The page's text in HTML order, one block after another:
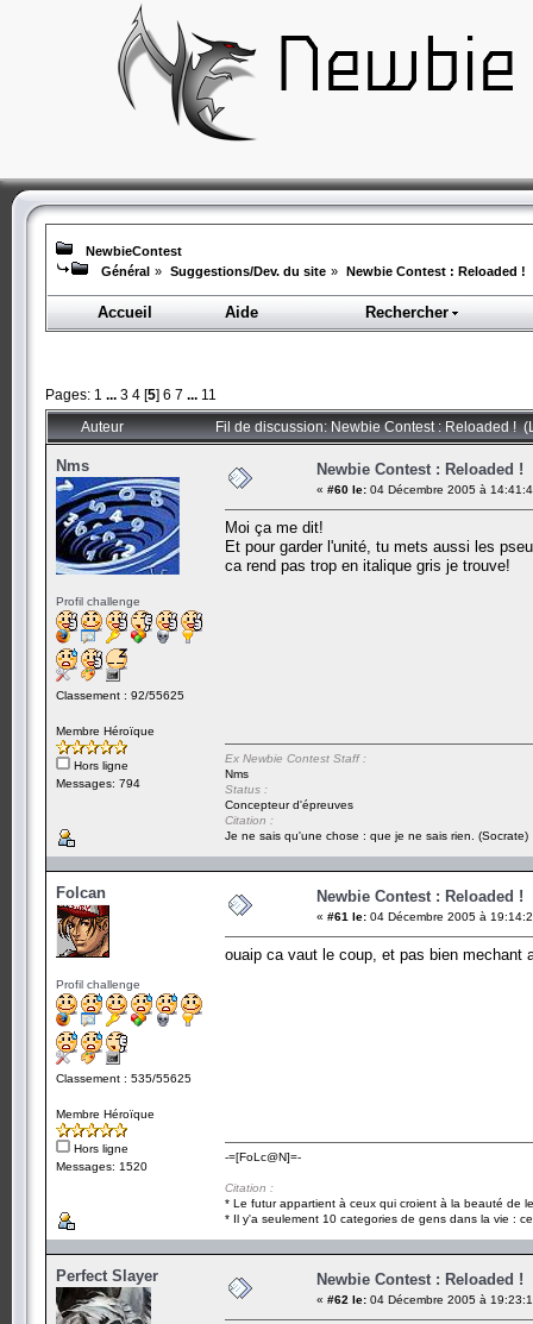
NewbieContest
Général » Suggestions/Dev. du site » Newbie Contest : Reloaded !
Accueil Aide Rechercher
Pages: 1 ... 3 4 [5] 6 7 ... 11
Auteur Fil de discussion: Newbie Contest : Reloaded !
Nms
Profil challenge
Classement : 92/55625
Membre Héroïque
Hors ligne
Messages: 794
Newbie Contest : Reloaded !
« #60 le: 04 Décembre 2005 à
Moi ça me dit!
Et pour garder l'unité, tu mets aussi les
ca rend pas trop en italique gris je trouve!
Ex Newbie Contest Staff :
Nms
Status :
Concepteur d'épreuves
Citation :
Je ne sais qu'une chose : que je ne sais rien. (Socrate)
Folcan
Profil challenge
Classement : 535/55625
Membre Héroïque
Hors ligne
Messages: 1520
Newbie Contest : Reloaded !
« #61 le: 04 Décembre 2005 à
ouaip ca vaut le coup, et pas bien mechant
-=[FoLc@N]=-
Citation :
* Le futur appartient à ceux qui croient à la beauté de
* Il y'a seulement 10 categories de gens dans la vie :
Perfect Slayer Newbie Contest : Reloaded !
« #62 le: 04 Décembre 2005 à